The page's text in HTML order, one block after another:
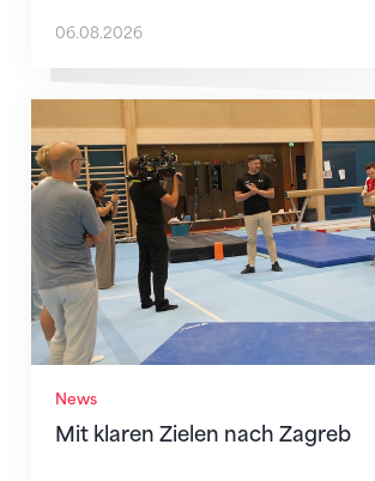
06.08.2026
News
Mit klaren Zielen nach Zagreb
Mit klaren Zielen nach Zagreb